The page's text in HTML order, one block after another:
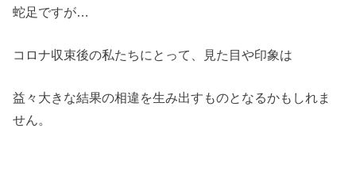
蛇足ですが…
コロナ収束後の私たちにとって、見た目や印象は
益々大きな結果の相違を生み出すものとなるかもしれま
せん。